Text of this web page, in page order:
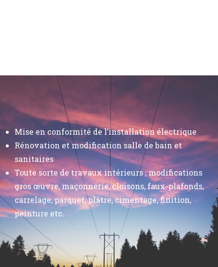
Mise en conformité de l’installation électrique
Rénovation et modification salle de bain et
sanitaires
Toute sorte de travaux intérieurs ; modifications
gros œuvre, maçonnerie, cloisons, faux-plafonds,
carrelage, parquet, plâtre, cimentage, finition,
peinture etc.